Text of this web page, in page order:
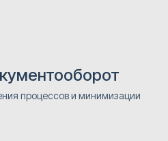
процессов и минимизации